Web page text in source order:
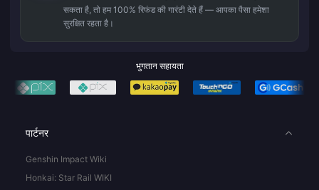
सकता है, तो हम 100% रिफंड की गारंटी देते हैं — आपका पैसा हमेशा
सुरक्षित रहता है।
भुगतान सहायता
पार्टनर
Genshin Impact Wiki
Honkai: Star Rail WIKI